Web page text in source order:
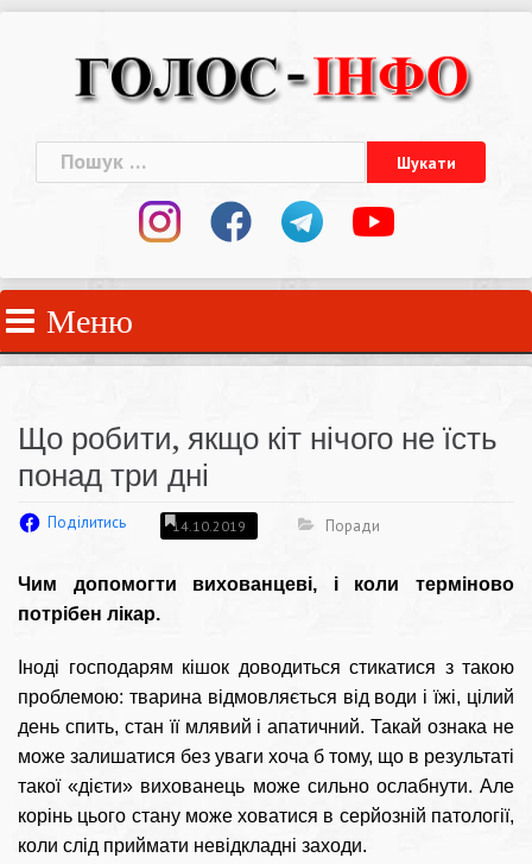
Пошук:
Меню
Що робити, якщо кіт нічого не їсть
понад три дні
Поділитись 14.10.2019 Поради
Чим допомогти вихованцеві, і коли терміново
потрібен лікар.
Іноді господарям кішок доводиться стикатися з такою
проблемою: тварина відмовляється від води і їжі, цілий
день спить, стан її млявий і апатичний. Такай ознака не
може залишатися без уваги хоча б тому, що в результаті
такої «дієти» вихованець може сильно ослабнути. Але
корінь цього стану може ховатися в серйозній патології,
коли слід приймати невідкладні заходи.